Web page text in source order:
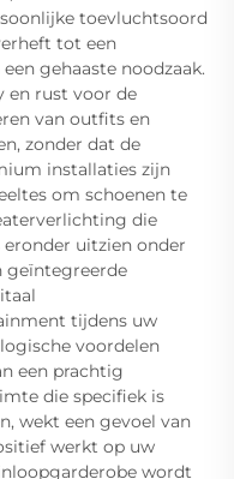
toevluchtsoord
tot een
gehaaste noodzaak.
en rust voor de
van outfits en
zonder dat de
installaties zijn
om schoenen te
die
uitzien onder
geïntegreerde
tijdens uw
voordelen
een prachtig
die specifiek is
wekt een gevoel van
werkt op uw
wordt